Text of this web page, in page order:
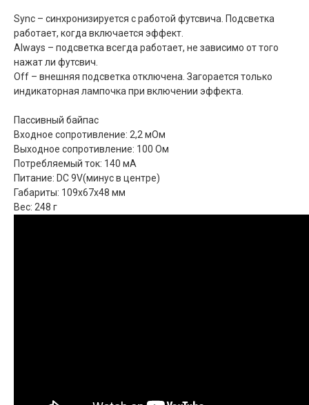
Sync – синхронизируется с работой футсвича. Подсветка
работает, когда включается эффект.
Always – подсветка всегда работает, не зависимо от того
нажат ли футсвич.
Off – внешняя подсветка отключена. Загорается только
индикаторная лампочка при включении эффекта.
Пассивный байпас
Входное сопротивление: 2,2 мОм
Выходное сопротивление: 100 Ом
Потребляемый ток: 140 мА
Питание: DC 9V(минус в центре)
Габариты: 109x67x48 мм
Вес: 248 г